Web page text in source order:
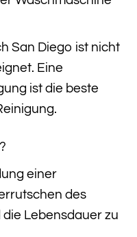
San Diego ist nicht
Eine
ist die beste
einer
des
Lebensdauer zu